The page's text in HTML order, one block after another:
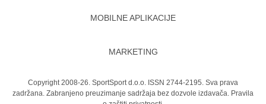
MOBILNE APLIKACIJE
MARKETING
Copyright 2008-26. SportSport d.o.o. ISSN 2744-2195. Sva prava
zadržana. Zabranjeno preuzimanje sadržaja bez dozvole izdavača. Pravila